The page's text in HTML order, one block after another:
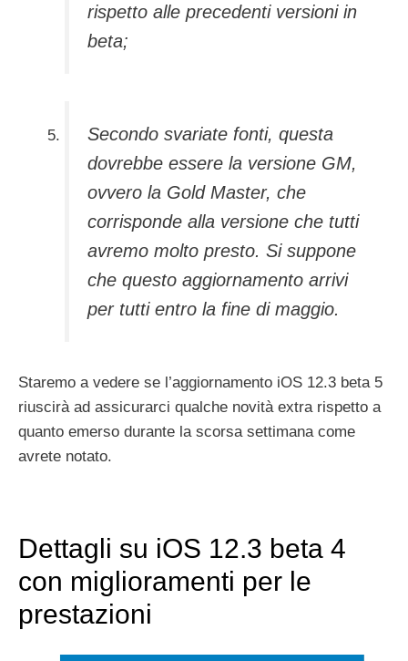
rispetto alle precedenti versioni in
beta;
Secondo svariate fonti, questa
dovrebbe essere la versione GM,
ovvero la Gold Master, che
corrisponde alla versione che tutti
avremo molto presto. Si suppone
che questo aggiornamento arrivi
per tutti entro la fine di maggio.
Staremo a vedere se l’aggiornamento iOS 12.3 beta 5
riuscirà ad assicurarci qualche novità extra rispetto a
quanto emerso durante la scorsa settimana come
avrete notato.
Dettagli su iOS 12.3 beta 4
con miglioramenti per le
prestazioni